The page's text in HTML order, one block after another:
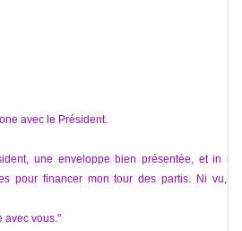
avec le Président.
une enveloppe bien présentée, et in my
pour financer mon tour des partis. Ni vu, ni
avec vous."